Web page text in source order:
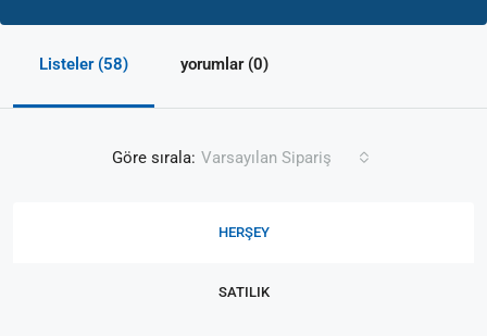
Listeler (58) yorumlar (0)
HERŞEY
SATILIK
Göre sırala: Varsayılan Sipariş